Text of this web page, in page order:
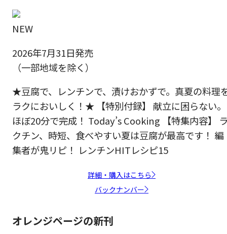
NEW
2026年7月31日発売
（一部地域を除く）
★豆腐で、レンチンで、漬けおかずで。真夏の料理
ラクにおいしく！★ 【特別付録】 献立に困らない。
ほぼ20分で完成！ Today’s Cooking 【特集内容】
クチン、時短、食べやすい夏は豆腐が最高です！ 編
集者が鬼リピ！ レンチンHITレシピ15
詳細・購入はこちら
バックナンバー
オレンジページの新刊